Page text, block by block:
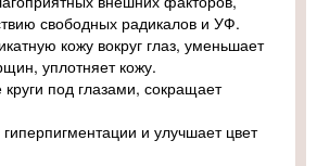
свободных радикалов и УФ.
кожу вокруг глаз, уменьшает
уплотняет кожу.
под глазами, сокращает
и улучшает цвет